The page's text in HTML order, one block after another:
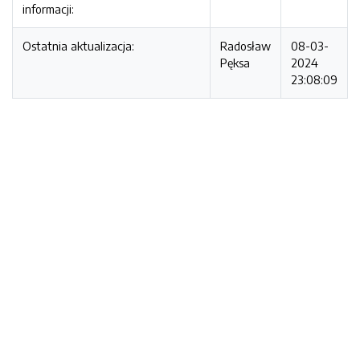
informacji:
Ostatnia aktualizacja:
Radosław
Pęksa
08-03-
2024
23:08:09